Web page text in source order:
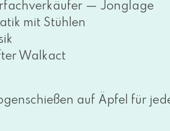
— Jonglage
mit Stühlen
Walkact
auf Äpfel für